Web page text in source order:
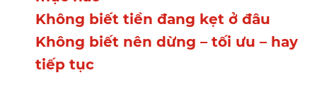
Không biết tiền đang kẹt ở đâu
Không biết nên dừng – tối ưu – hay
tiếp tục